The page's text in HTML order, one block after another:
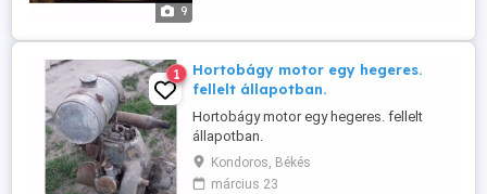
9
1
Hortobágy motor egy hegeres.
fellelt állapotban.
Hortobágy motor egy hegeres. fellelt
állapotban.
Kondoros, Békés
március 23